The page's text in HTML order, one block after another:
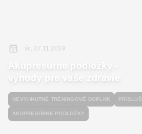
śr., 27.11.2019
Akupresúrne podložky -
výhody pre vaše zdravie
NEVYHNUTNÉ TRÉNINGOVÉ DOPLNK
AKUPRESÚRNE PODLOŽKY